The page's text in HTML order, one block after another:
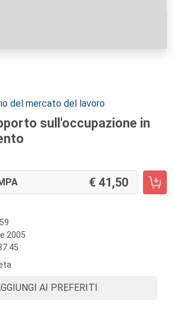
del mercato del lavoro
sull'occupazione in
41,50
2005
AI PREFERITI